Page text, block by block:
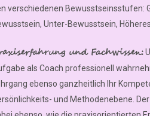
verschiedenen Bewusstseinsstufen:
Unter-Bewusstsein,
und Fachwissen:
als Coach professionell
ebenso ganzheitlich Ihr
und Methodenebene.